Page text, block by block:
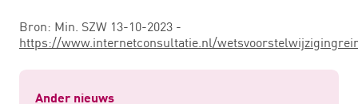
Bron: Min. SZW 13-10-2023 -
https://www.internetconsultatie.nl/
Ander nieuws